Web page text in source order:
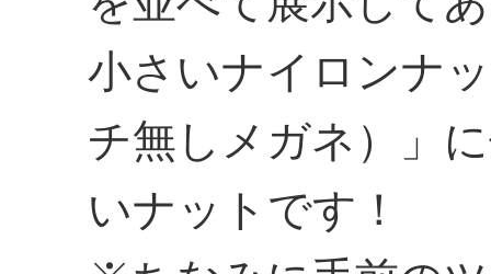
小さいナイロンナ
チ無しメガネ）」
いナットです！